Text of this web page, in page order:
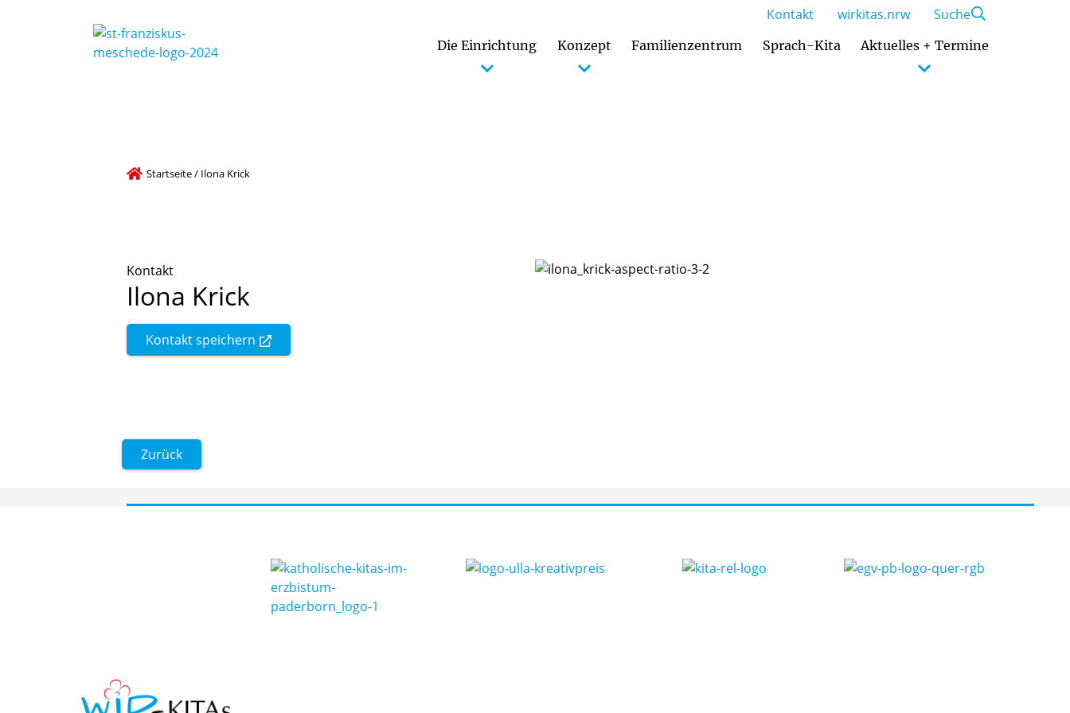
Die Einrichtung Konzept Familienzentrum Sprach-Kita Aktuelles + Termine
Kontakt wirkitas.nrw Suche
Startseite/ Ilona Krick
Kontakt
Ilona Krick
Kontakt speichern
Zurück